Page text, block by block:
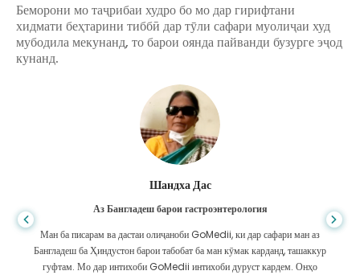
Беморони мо таҷрибаи худро бо мо дар гирифтани
хидмати беҳтарини тиббӣ дар тӯли сафари муолиҷаи худ
мубодила мекунанд, то барои оянда пайванди бузурге эҷод
кунанд.
Шандха Дас
Аз Бангладеш барои гастроэнтерология
Ман ба писарам ва дастаи олиҷаноби GoMedii, ки дар сафари ман аз
Бангладеш ба Ҳиндустон барои табобат ба ман кӯмак карданд, ташаккур
гуфтам. Мо дар интихоби GoMedii интихоби дуруст кардем. Онҳо